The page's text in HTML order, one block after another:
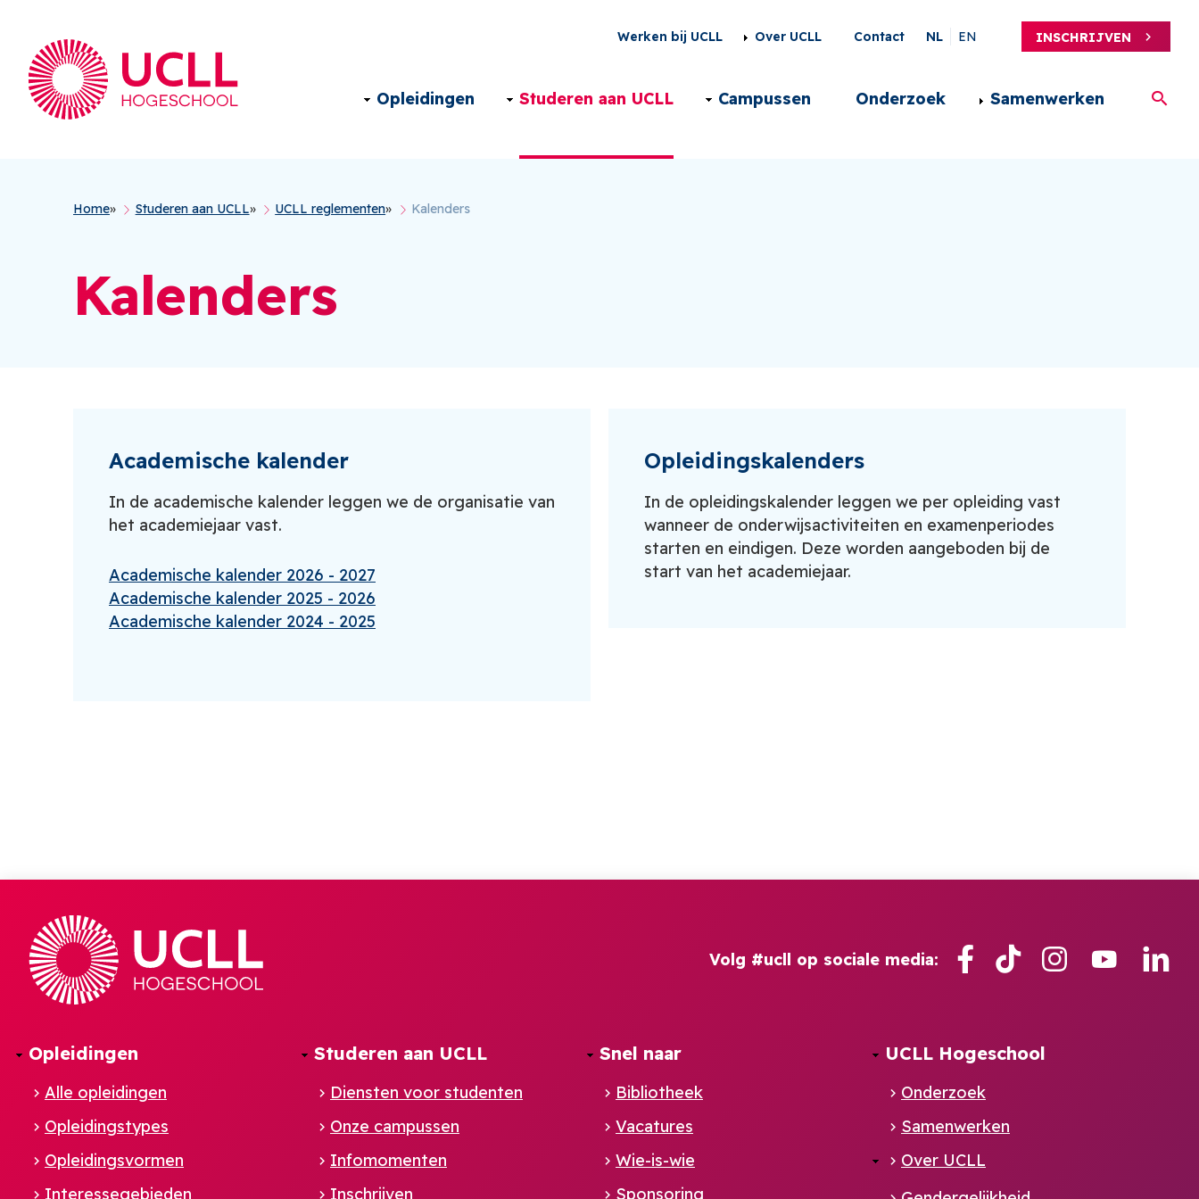
Secondary
menu
NL
Werken bij UCLL Over UCLL Contact NL EN INSCHRIJVEN
Main
navigation
NL
Opleidingen Studeren aan UCLL Campussen Onderzoek Samenwerken
Kruimelpad
Home Studeren aan UCLL UCLL reglementen Kalenders
Kalenders
Academische kalender
In de academische kalender leggen we de organisatie van
het academiejaar vast.
Academische kalender 2026 - 2027
Academische kalender 2025 - 2026
Academische kalender 2024 - 2025
Opleidingskalenders
In de opleidingskalender leggen we per opleiding vast
wanneer de onderwijsactiviteiten en examenperiodes
starten en eindigen. Deze worden aangeboden bij de
start van het academiejaar.
Volg #ucll op sociale media: Facebook
TikTok InstagramYouTube
Opleidingen
Alle opleidingen
Opleidingstypes
Opleidingsvormen
Interessegebieden
Studeren aan UCLL
Diensten voor studenten
Onze campussen
Infomomenten
Inschrijven
Snel naar
Bibliotheek
Vacatures
Wie-is-wie
Sponsoring
UCLL Hogeschool
Onderzoek
Samenwerken
Over UCLL